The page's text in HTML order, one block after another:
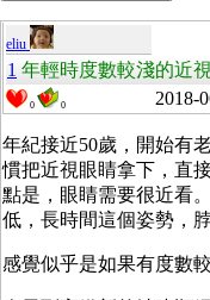
eliu
1 年輕時度數較淺的近
0 0 2018-
年紀接近50歲，開始有
慣把近視眼睛拿下，直
點是，眼睛需要很近看
低，長時間這個姿勢，
感覺似乎是如果有度數